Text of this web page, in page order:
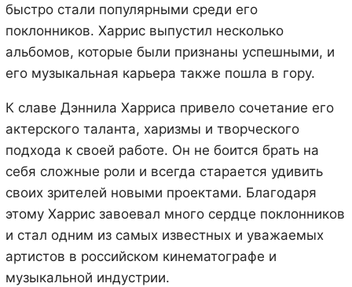
быстро стали популярными среди его
поклонников. Харрис выпустил несколько
альбомов, которые были признаны успешными, и
его музыкальная карьера также пошла в гору.
К славе Дэннила Харриса привело сочетание его
актерского таланта, харизмы и творческого
подхода к своей работе. Он не боится брать на
себя сложные роли и всегда старается удивить
своих зрителей новыми проектами. Благодаря
этому Харрис завоевал много сердце поклонников
и стал одним из самых известных и уважаемых
артистов в российском кинематографе и
музыкальной индустрии.